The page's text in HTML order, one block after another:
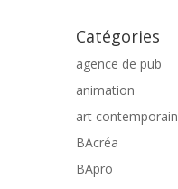
Catégories
agence de pub
animation
art contemporain
BAcréa
BApro